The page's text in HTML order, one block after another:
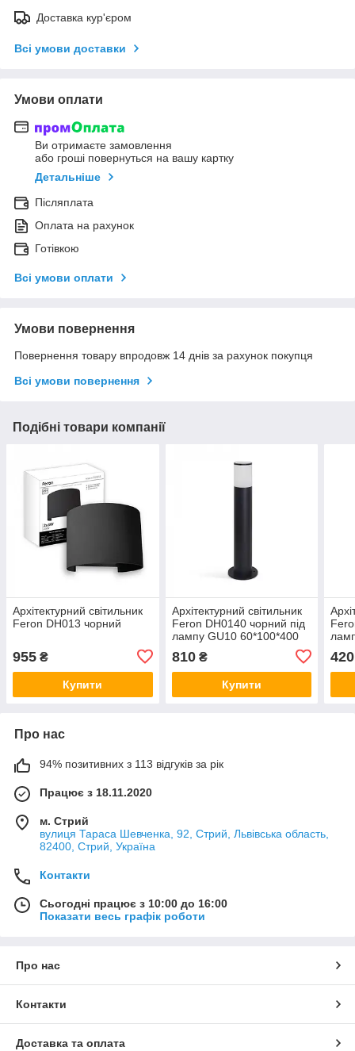
Доставка кур'єром
Всі умови доставки
Умови оплати
Ви отримаєте замовлення
або гроші повернуться на вашу картку
Детальніше
Післяплата
Оплата на рахунок
Готівкою
Всі умови оплати
Умови повернення
Повернення товару впродовж 14 днів за рахунок покупця
Всі умови повернення
Подібні товари компанії
Архітектурний світильник
Feron DH013 чорний
955 ₴
Купити
Архітектурний світильник
Feron DH0140 чорний під
лампу GU10 60*100*400
810₴
Купити
420
Про нас
94% позитивних з 113 відгуків за рік
Працює з 18.11.2020
м. Стрий
вулиця Тараса Шевченка, 92, Стрий, Львівська область,
82400, Стрий, Україна
Контакти
Сьогодні працює з 10:00 до 16:00
Показати весь графік роботи
Про нас
Контакти
Доставка та оплата